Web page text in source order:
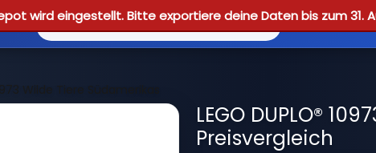
wird eingestellt. Bitte exportiere deine Daten bis zum 31.
Reviews
Wilde Tiere Südamerikas
LEGO DUPLO®
Preisvergleich